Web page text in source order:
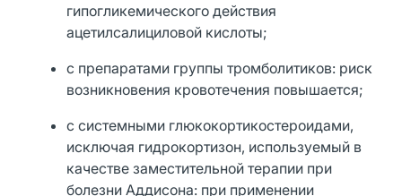
гипогликемического действия
ацетилсалициловой кислоты;
с препаратами группы тромболитиков: риск
возникновения кровотечения повышается;
с системными глюкокортикостероидами,
исключая гидрокортизон, используемый в
качестве заместительной терапии при
болезни Аддисона: при применении